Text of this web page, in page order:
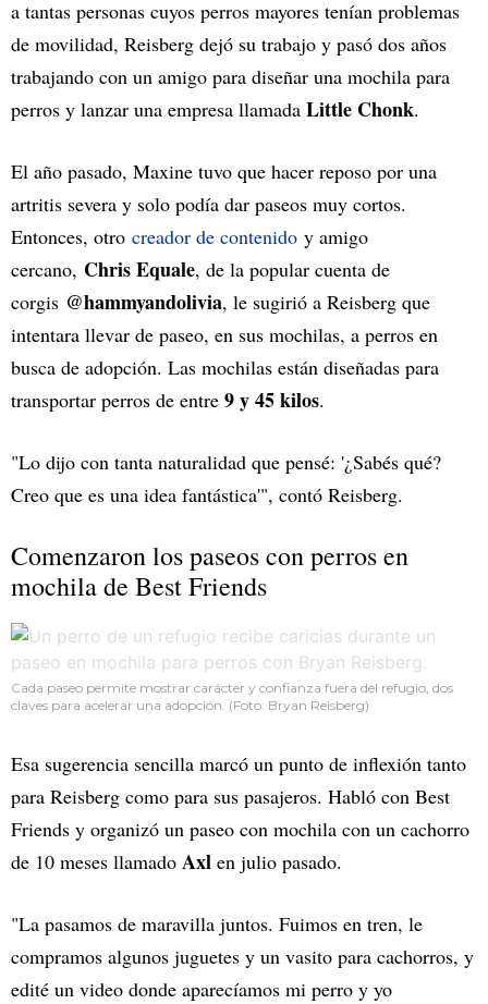
a tantas personas cuyos perros mayores tenían problemas
de movilidad, Reisberg dejó su trabajo y pasó dos años
trabajando con un amigo para diseñar una mochila para
perros y lanzar una empresa llamada Little Chonk.
El año pasado, Maxine tuvo que hacer reposo por una
artritis severa y solo podía dar paseos muy cortos.
Entonces, otro creador de contenido y amigo
cercano, Chris Equale, de la popular cuenta de
corgis @hammyandolivia, le sugirió a Reisberg que
intentara llevar de paseo, en sus mochilas, a perros en
busca de adopción. Las mochilas están diseñadas para
transportar perros de entre 9 y 45 kilos.
"Lo dijo con tanta naturalidad que pensé: '¿Sabés qué?
Creo que es una idea fantástica'", contó Reisberg.
Comenzaron los paseos con perros en
mochila de Best Friends
Cada paseo permite mostrar carácter y confianza fuera del refugio, dos
claves para acelerar una adopción. (Foto: Bryan Reisberg)
Esa sugerencia sencilla marcó un punto de inflexión tanto
para Reisberg como para sus pasajeros. Habló con Best
Friends y organizó un paseo con mochila con un cachorro
de 10 meses llamado Axl en julio pasado.
"La pasamos de maravilla juntos. Fuimos en tren, le
compramos algunos juguetes y un vasito para cachorros, y
edité un video donde aparecíamos mi perro y yo